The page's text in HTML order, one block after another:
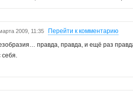
2009, 11:35
Перейти к комментарию
правда, правда, и ещё раз
себя.